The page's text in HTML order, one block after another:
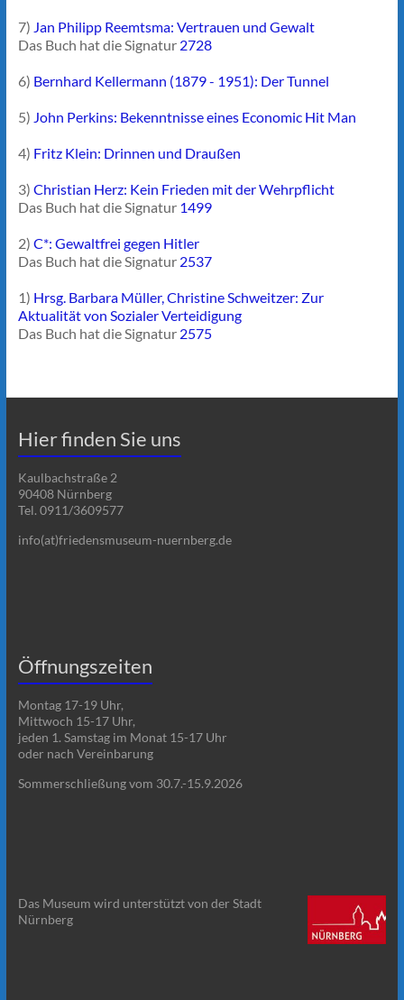
7) Jan Philipp Reemtsma: Vertrauen und Gewalt
Das Buch hat die Signatur 2728
6) Bernhard Kellermann (1879 - 1951): Der Tunnel
5) John Perkins: Bekenntnisse eines Economic Hit Man
4) Fritz Klein: Drinnen und Draußen
3) Christian Herz: Kein Frieden mit der Wehrpflicht
Das Buch hat die Signatur 1499
2) C*: Gewaltfrei gegen Hitler
Das Buch hat die Signatur 2537
1) Hrsg. Barbara Müller, Christine Schweitzer: Zur
Aktualität von Sozialer Verteidigung
Das Buch hat die Signatur 2575
Hier finden Sie uns
Kaulbachstraße 2
90408 Nürnberg
Tel. 0911/3609577
info(at)friedensmuseum-nuernberg.de
Öffnungszeiten
Montag 17-19 Uhr,
Mittwoch 15-17 Uhr,
jeden 1. Samstag im Monat 15-17 Uhr
oder nach Vereinbarung
Sommerschließung vom 30.7.-15.9.2026
Das Museum wird unterstützt von der Stadt
Nürnberg